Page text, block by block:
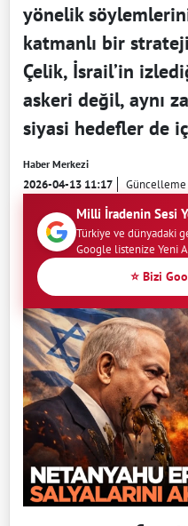
yönelik
katmanlı bir
Çelik, İsrail’in
askeri değil, aynı
siyasi hedefler de
Haber Merkezi
2026-04-13 11:17 Güncelleme
Milli İradenin Sesi
Türkiye ve dünyadaki
Google listenize Yeni
⭐ Bizi